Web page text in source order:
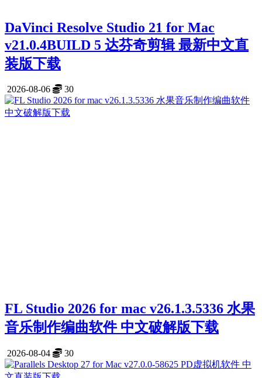
DaVinci Resolve Studio 21 for Mac
v21.0.4BUILD 5 达芬奇剪辑 最新中文直
装版下载
2026-08-06 30
FL Studio 2026 for mac v26.1.3.5336 水果
音乐制作编曲软件 中文破解版下载
2026-08-04 30